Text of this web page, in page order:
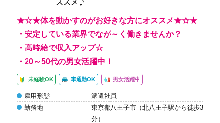
ススメ♪
★☆★体を動かすのがお好きな方にオススメ★☆★
・安定している業界でなが～く働きませんか？
・高時給で収入アップ☆
・20～50代の男女活躍中！
未経験OK 車通勤OK 男女活躍中
雇用形態
派遣社員
勤務地
東京都八王子市（北八王子駅から徒歩3
分）